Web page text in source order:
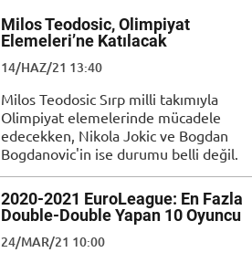
Milos Teodosic, Olimpiyat
Elemeleri’ne Katılacak
14/HAZ/21 13:40
Milos Teodosic Sırp milli takımıyla
Olimpiyat elemelerinde mücadele
edecekken, Nikola Jokic ve Bogdan
Bogdanovic'in ise durumu belli değil.
2020-2021 EuroLeague: En Fazla
Double-Double Yapan 10 Oyuncu
24/MAR/21 10:00